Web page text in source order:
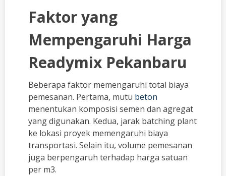
Faktor yang
Mempengaruhi Harga
Readymix Pekanbaru
Beberapa faktor memengaruhi total biaya
pemesanan. Pertama, mutu beton
menentukan komposisi semen dan agregat
yang digunakan. Kedua, jarak batching plant
ke lokasi proyek memengaruhi biaya
transportasi. Selain itu, volume pemesanan
juga berpengaruh terhadap harga satuan
per m3.